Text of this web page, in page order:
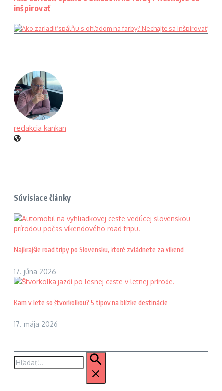
inšpirovať
redakcia kankan
Súvisiace články
Najkrajšie road tripy po Slovensku, ktoré zvládnete za víkend
17. júna 2026
Kam v lete so štvorkolkou? 5 tipov na blízke destinácie
17. mája 2026
Hľadať: